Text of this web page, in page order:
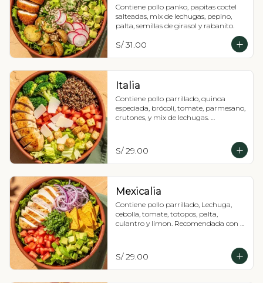
Contiene pollo panko, papitas coctel
salteadas, mix de lechugas, pepino,
palta, semillas de girasol y rabanito.
S/ 31.00
Italia
Contiene pollo parrillado, quinoa
especiada, brócoli, tomate, parmesano,
crutones, y mix de lechugas.
S/ 29.00
Mexicalia
Contiene pollo parrillado, Lechuga,
cebolla, tomate, totopos, palta,
culantro y limon. Recomendada con
S/ 29.00